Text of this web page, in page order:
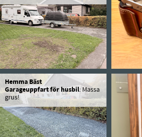
Hemma Bäst
Garageuppfart för husbil: Massa
grus!